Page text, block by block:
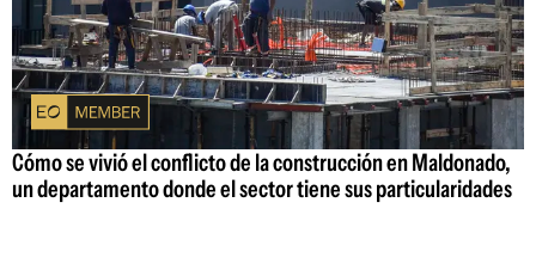
Cómo se vivió el conflicto de la construcción en Maldonado,
un departamento donde el sector tiene sus particularidades